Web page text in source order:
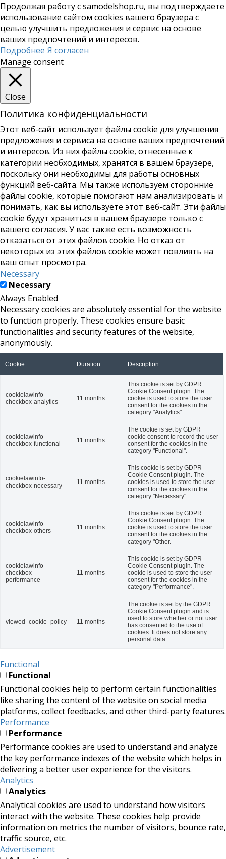
Продолжая работу с samodelshop.ru, вы подтверждаете
использование сайтом cookies вашего браузера с
целью улучшить предложения и сервис на основе
ваших предпочтений и интересов.
Подробнее Я согласен
Manage consent
Close
Политика конфиденциальности
Этот веб-сайт использует файлы cookie для улучшения
предложения и сервиса на основе ваших предпочтений
и интересов. Из них файлы cookie, отнесенные к
категории необходимых, хранятся в вашем браузере,
поскольку они необходимы для работы основных
функций веб-сайта. Мы также используем сторонние
файлы cookie, которые помогают нам анализировать и
понимать, как вы используете этот веб-сайт. Эти файлы
cookie будут храниться в вашем браузере только с
вашего согласия. У вас также есть возможность
отказаться от этих файлов cookie. Но отказ от
некоторых из этих файлов cookie может повлиять на
ваш опыт просмотра.
Necessary
Necessary
Always Enabled
Necessary cookies are absolutely essential for the website
to function properly. These cookies ensure basic
functionalities and security features of the website,
anonymously.
Cookie Duration Description
cookielawinfo-
checkbox-analytics
11 months
This cookie is set by GDPR
Cookie Consent plugin. The
cookie is used to store the user
consent for the cookies in the
category "Analytics".
cookielawinfo-
checkbox-functional
11 months
The cookie is set by GDPR
cookie consent to record the user
consent for the cookies in the
category "Functional".
cookielawinfo-
checkbox-necessary
11 months
This cookie is set by GDPR
Cookie Consent plugin. The
cookies is used to store the user
consent for the cookies in the
category "Necessary".
cookielawinfo-
checkbox-others
11 months
This cookie is set by GDPR
Cookie Consent plugin. The
cookie is used to store the user
consent for the cookies in the
category "Other.
cookielawinfo-
checkbox-
performance
11 months
This cookie is set by GDPR
Cookie Consent plugin. The
cookie is used to store the user
consent for the cookies in the
category "Performance".
viewed_cookie_policy 11 months
The cookie is set by the GDPR
Cookie Consent plugin and is
used to store whether or not user
has consented to the use of
cookies. It does not store any
personal data.
Functional
Functional
Functional cookies help to perform certain functionalities
like sharing the content of the website on social media
platforms, collect feedbacks, and other third-party features.
Performance
Performance
Performance cookies are used to understand and analyze
the key performance indexes of the website which helps in
delivering a better user experience for the visitors.
Analytics
Analytics
Analytical cookies are used to understand how visitors
interact with the website. These cookies help provide
information on metrics the number of visitors, bounce rate,
traffic source, etc.
Advertisement